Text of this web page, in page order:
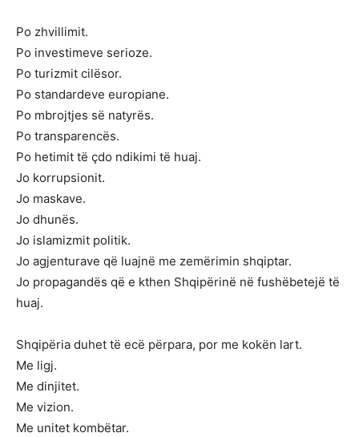
Po zhvillimit.
Po investimeve serioze.
Po turizmit cilësor.
Po standardeve europiane.
Po mbrojtjes së natyrës.
Po transparencës.
Po hetimit të çdo ndikimi të huaj.
Jo korrupsionit.
Jo maskave.
Jo dhunës.
Jo islamizmit politik.
Jo agjenturave që luajnë me zemërimin shqiptar.
Jo propagandës që e kthen Shqipërinë në fushëbetejë të
huaj.
Shqipëria duhet të ecë përpara, por me kokën lart.
Me ligj.
Me dinjitet.
Me vizion.
Me unitet kombëtar.